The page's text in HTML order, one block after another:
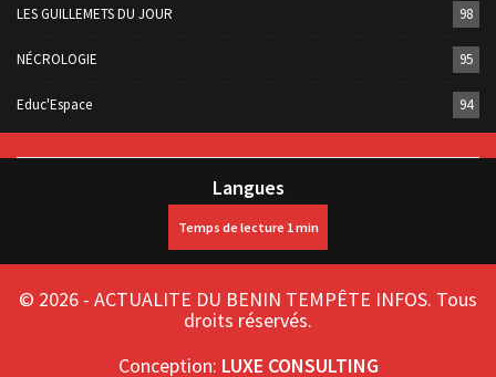
LES GUILLEMETS DU JOUR 98
NÉCROLOGIE 95
Educ'Espace 94
Langues
© 2026 - ACTUALITE DU BENIN TEMPÊTE INFOS. Tous
droits réservés.
Conception: LUXE CONSULTING